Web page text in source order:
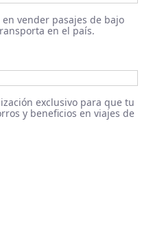
vender pasajes de bajo
en el país.
exclusivo para que tu
y beneficios en viajes de